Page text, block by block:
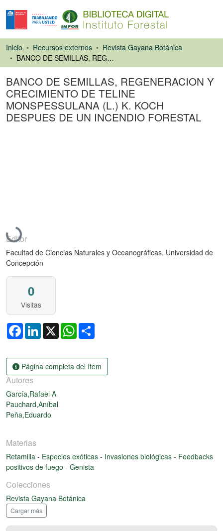
Inicio Recursos externos
Revista Gayana Botánica
BANCO DE SEMILLAS, REGENERACION Y CRECIMIENTO DE TELINE MONSPESSULANA (L.) K. KOCH DESPUES DE UN INCENDIO FORESTAL
BANCO DE SEMILLAS, REGENERACION Y
CRECIMIENTO DE TELINE
MONSPESSULANA (L.) K. KOCH
DESPUES DE UN INCENDIO FORESTAL
Cargando...
Editor
Facultad de Ciencias Naturales y Oceanográficas, Universidad de
Concepción
0
Visitas
FacebookLinkedIn
X WhatsApp
Página completa del ítem
Autores
García,Rafael A
Pauchard,Aníbal
Peña,Eduardo
Materias
Retamilla - Especies exóticas - Invasiones biológicas - Feedbacks
positivos de fuego - Genista
Colecciones
Revista Gayana Botánica
Cargar más